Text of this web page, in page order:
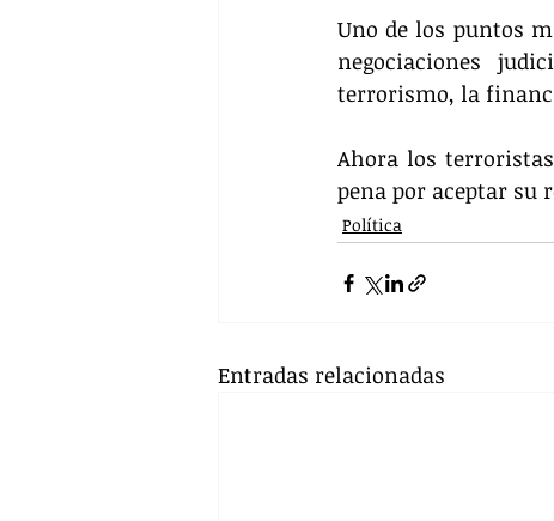
Uno de los puntos
negociaciones
terrorismo, la
Ahora los
pena por aceptar su
Política
Entradas relacionadas